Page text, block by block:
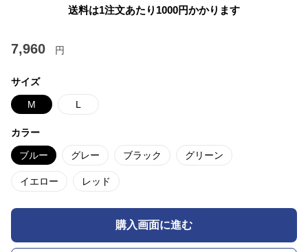
送料は1注文あたり 1000円かかります
7,960 円
サイズ
M L
カラー
ブルー グレー ブラック グリーン
イエロー レッド
購入画面に進む